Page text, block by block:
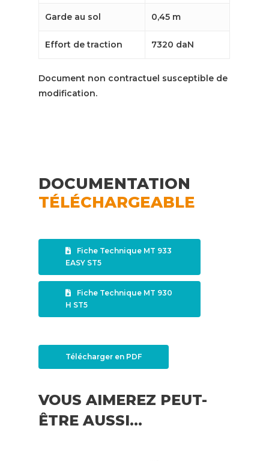
Garde au sol 0,45 m
Effort de traction 7320 daN
Document non contractuel susceptible de
modification.
DOCUMENTATION
TÉLÉCHARGEABLE
Fiche Technique MT 933
EASY ST5
Fiche Technique MT 930
H ST5
Télécharger en PDF
VOUS AIMEREZ PEUT-
ÊTRE AUSSI…